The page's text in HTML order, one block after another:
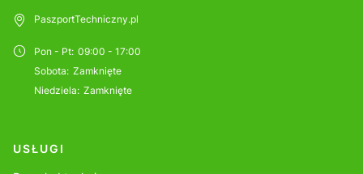
PaszportTechniczny.pl
Pon - Pt: 09:00 - 17:00
Sobota: Zamknięte
Niedziela: Zamknięte
USŁUGI